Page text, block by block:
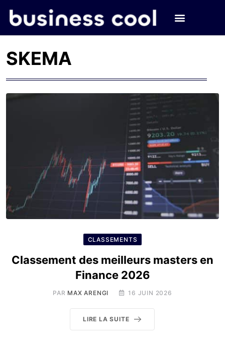
SKEMA
CLASSEMENTS
Classement des meilleurs masters en
Finance 2026
PAR MAX ARENGI 16 JUIN 2026
LIRE LA SUITE